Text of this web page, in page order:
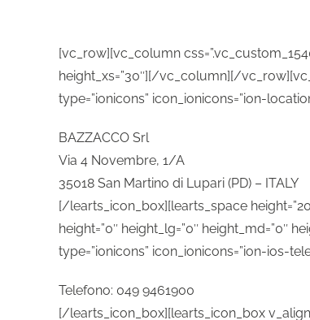
[vc_row][vc_column
height_xs=”30″][/vc_column][/
type=”ionicons” icon_ionicons=”ion-
BAZZACCO Srl
Via 4 Novembre, 1/A
35018 San Martino di Lupari (PD) – ITALY
[/learts_icon_box][learts_space
height=”0″ height_lg=”0″ height_md=”0″
type=”ionicons” icon_ionicons=”ion-ios-
Telefono: 049 9461900
[/learts_icon_box][learts_icon_box